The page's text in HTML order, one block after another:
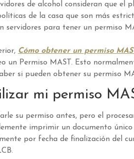
de alcohol consideran que
de la casa que son más
servidores para tener un permiso
Cómo obtener un permiso
un Permiso MAST. Esto
si pueden obtener su permiso
mi permiso
su permiso antes, pero el
imprimir un documento
por fecha de finalización del